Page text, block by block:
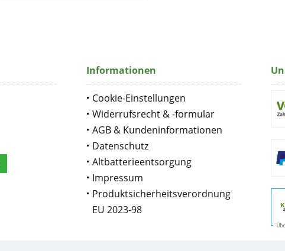
Informationen
Cookie-Einstellungen
Widerrufsrecht & -formular
AGB & Kundeninformationen
Datenschutz
Altbatterieentsorgung
Impressum
Produktsicherheitsverordnung
EU 2023-98